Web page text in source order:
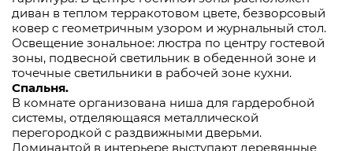
диван в теплом терракотовом цвете, безворсовый
ковер с геометричным узором и журнальный стол.
Освещение зональное: люстра по центру гостевой
зоны, подвесной светильник в обеденной зоне и
точечные светильники в рабочей зоне кухни.
Спальня.
В комнате организована ниша для гардеробной
системы, отделяющаяся металлической
перегородкой с раздвижными дверьми.
Доминантой в интерьере выступают деревянные